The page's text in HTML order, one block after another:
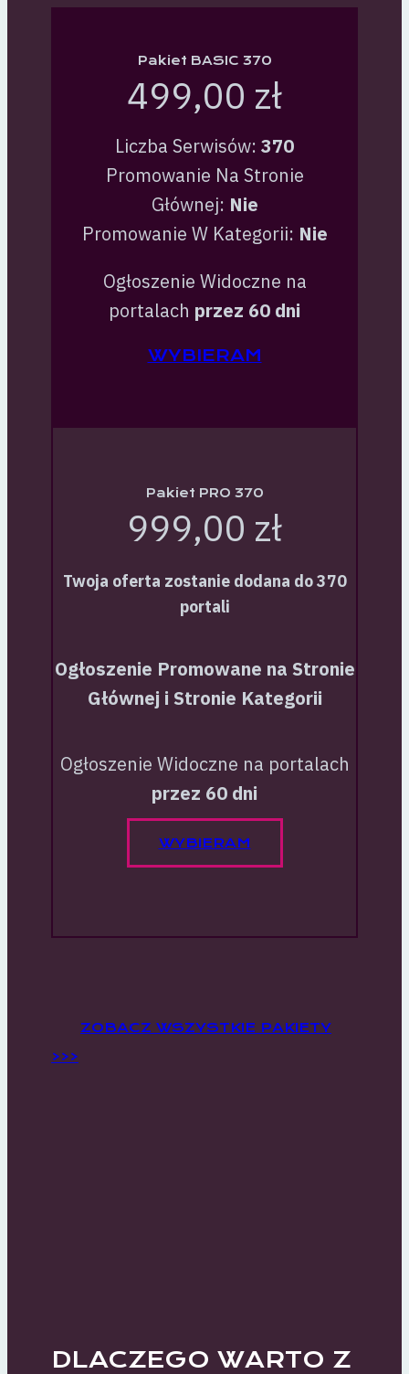
Pakiet BASIC 370
499,00 zł
Liczba Serwisów: 370
Promowanie Na Stronie
Głównej: Nie
Promowanie W Kategorii: Nie
Ogłoszenie Widoczne na
portalach przez 60 dni
WYBIERAM
Pakiet PRO 370
999,00 zł
Twoja oferta zostanie dodana do 370
portali
Ogłoszenie Promowane na Stronie
Głównej i Stronie Kategorii
Ogłoszenie Widoczne na portalach
przez 60 dni
WYBIERAM
ZOBACZ WSZYSTKIE PAKIETY
>>>
DLACZEGO WARTO Z